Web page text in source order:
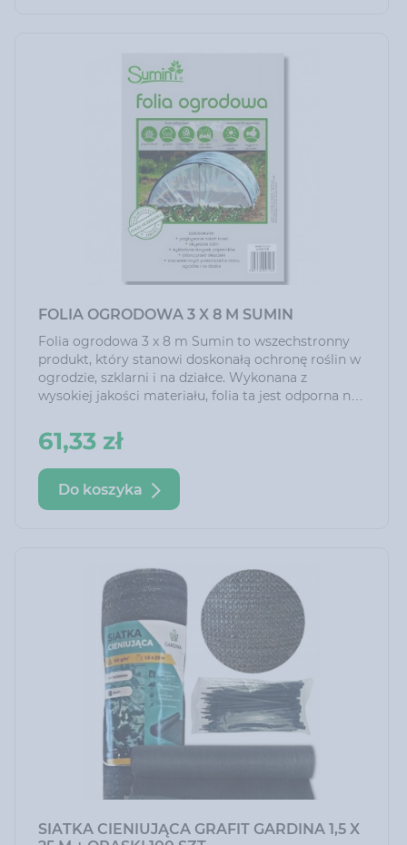
FOLIA OGRODOWA 3 X 8 M SUMIN
Folia ogrodowa 3 x 8 m Sumin to wszechstronny
produkt, który stanowi doskonałą ochronę roślin w
ogrodzie, szklarni i na działce. Wykonana z
wysokiej jakości materiału, folia ta jest odporna na
rozwiązaniem w ogrodnictwie, rolnictwie i
uprawach domowych.
61,33 zł
Do koszyka
SIATKA CIENIUJĄCA GRAFIT GARDINA 1,5 X